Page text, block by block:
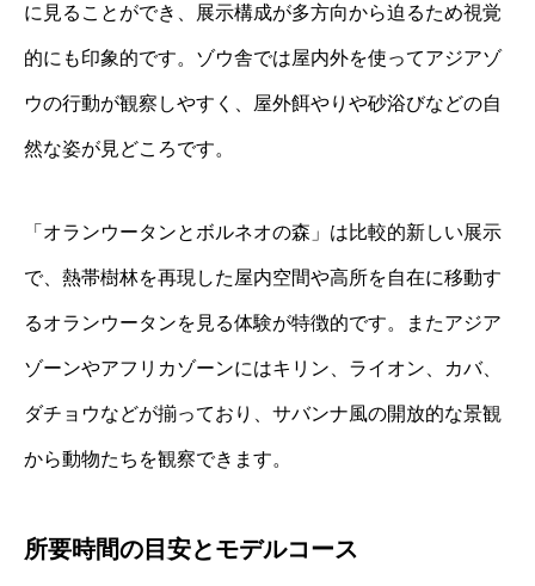
に見ることができ、展示構成が多方向から迫るため視覚
的にも印象的です。ゾウ舎では屋内外を使ってアジアゾ
ウの行動が観察しやすく、屋外餌やりや砂浴びなどの自
然な姿が見どころです。
「オランウータンとボルネオの森」は比較的新しい展示
で、熱帯樹林を再現した屋内空間や高所を自在に移動す
るオランウータンを見る体験が特徴的です。またアジア
ゾーンやアフリカゾーンにはキリン、ライオン、カバ、
ダチョウなどが揃っており、サバンナ風の開放的な景観
から動物たちを観察できます。
所要時間の目安とモデルコース